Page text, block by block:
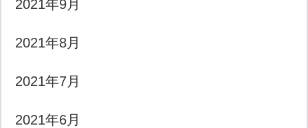
2021年9月
2021年8月
2021年7月
2021年6月